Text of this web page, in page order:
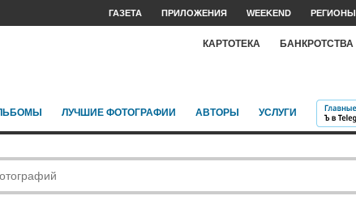
ГАЗЕТА ПРИЛОЖЕНИЯ WEEKEND РЕГИОНЫ
КАРТОТЕКА БАНКРОТСТВА
ЛУЧШИЕ ФОТОГРАФИИ АВТОРЫ УСЛУГИ